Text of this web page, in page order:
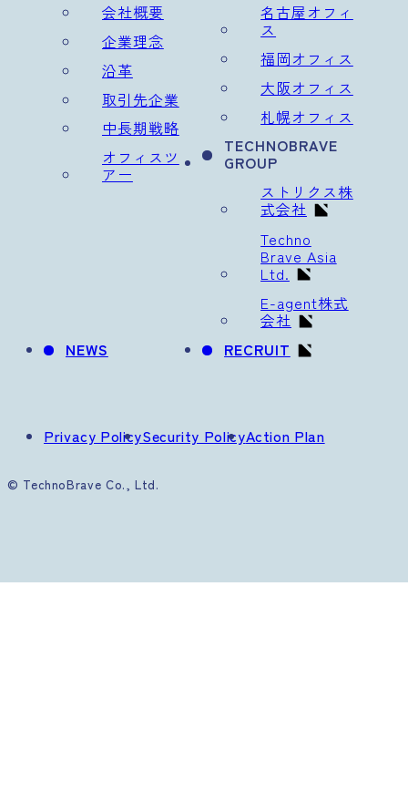
会社概要
企業理念
沿革
取引先企業
中長期戦略
オフィスツ
アー
名古屋オフィ
ス
福岡オフィス
大阪オフィス
札幌オフィス
TECHNOBRAVE
GROUP
ストリクス株
式会社
Techno
Brave Asia
Ltd.
E-agent株式
会社
NEWS
RECRUIT
Privacy PolicySecurity PolicyAction Plan
© TechnoBrave Co., Ltd.